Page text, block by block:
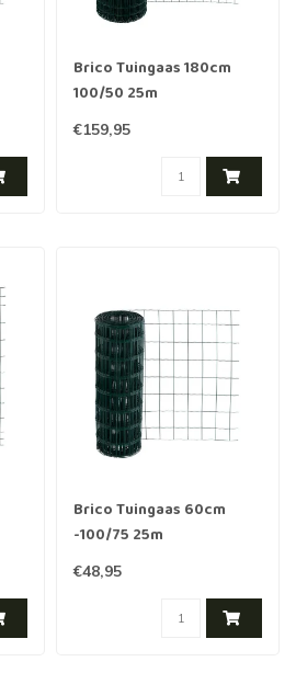
Brico Tuingaas 180cm
100/50 25m
€159,95
Brico Tuingaas 60cm
-100/75 25m
€48,95